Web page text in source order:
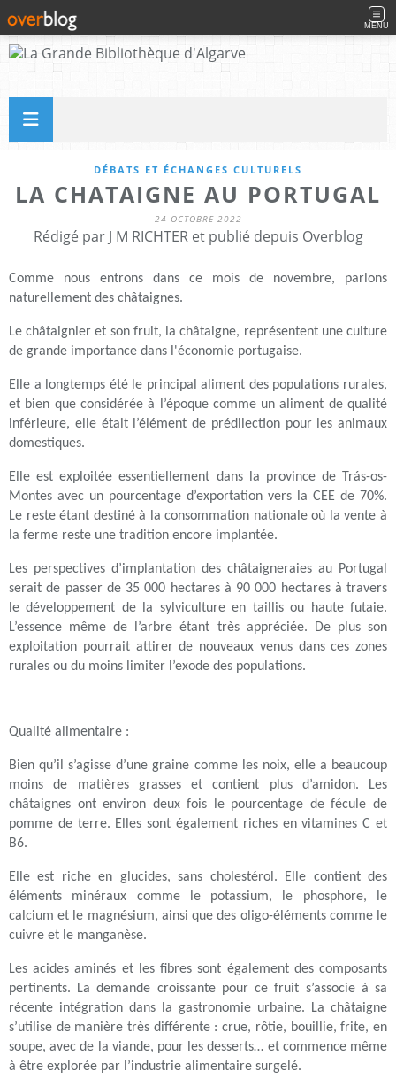
MENU
DÉBATS ET ÉCHANGES CULTURELS
LA CHATAIGNE AU PORTUGAL
24 OCTOBRE 2022
Rédigé par J M RICHTER et publié depuis Overblog
Comme nous entrons dans ce mois de novembre, parlons
naturellement des châtaignes.
Le châtaignier et son fruit, la châtaigne, représentent une culture
de grande importance dans l'économie portugaise.
Elle a longtemps été le principal aliment des populations rurales,
et bien que considérée à l’époque comme un aliment de qualité
inférieure, elle était l’élément de prédilection pour les animaux
domestiques.
Elle est exploitée essentiellement dans la province de Trás-os-
Montes avec un pourcentage d’exportation vers la CEE de 70%.
Le reste étant destiné à la consommation nationale où la vente à
la ferme reste une tradition encore implantée.
Les perspectives d’implantation des châtaigneraies au Portugal
serait de passer de 35 000 hectares à 90 000 hectares à travers
le développement de la sylviculture en taillis ou haute futaie.
L’essence même de l’arbre étant très appréciée. De plus son
exploitation pourrait attirer de nouveaux venus dans ces zones
rurales ou du moins limiter l’exode des populations.
Qualité alimentaire :
Bien qu’il s’agisse d’une graine comme les noix, elle a beaucoup
moins de matières grasses et contient plus d’amidon. Les
châtaignes ont environ deux fois le pourcentage de fécule de
pomme de terre. Elles sont également riches en vitamines C et
B6.
Elle est riche en glucides, sans cholestérol. Elle contient des
éléments minéraux comme le potassium, le phosphore, le
calcium et le magnésium, ainsi que des oligo-éléments comme le
cuivre et le manganèse.
Les acides aminés et les fibres sont également des composants
pertinents. La demande croissante pour ce fruit s’associe à sa
récente intégration dans la gastronomie urbaine. La châtaigne
s’utilise de manière très différente : crue, rôtie, bouillie, frite, en
soupe, avec de la viande, pour les desserts… et commence même
à être explorée par l’industrie alimentaire surgelé.